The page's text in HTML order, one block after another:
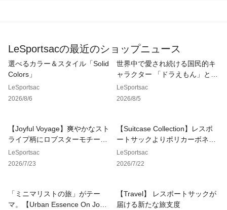
メイン開閉部：ファスナー(大小ポーチ)、巾着×1
こちらはレスポートサック公式ストアです。商品は全て正規品
※同じスタイルでお探しの場合は
プリント一覧をご覧になりたい場合は
【レスポ　FA18】
と画面上部の「検索欄」に入力し、ご確認ください。
【レスポートサック 公式ショップ　lesportsac ポーチ ケース
LeSportsacの最近のショップニュース
選べるカラー＆スタイル「Solid
Colors」
LeSportsac
2026/8/6
世界中で愛され続ける国民的キ
ャラクター 「ドラえもん」との
コレクション。
LeSportsac
2026/8/5
【Joyful Voyage】爽やかなスト
ライプ柄にロブスターモチーフ
を散りばめた夏らしいデザイン
が登場！
LeSportsac
2026/7/23
【Suitcase Collection】レスポ
ートサックよりポリカーボネー
ト製スーツケースが新登場。
LeSportsac
2026/7/22
「ミニマリストの旅」がテー
マ。【Urban Essence On Journ
【Travel】 レスポートサックが
届ける新たな旅支度